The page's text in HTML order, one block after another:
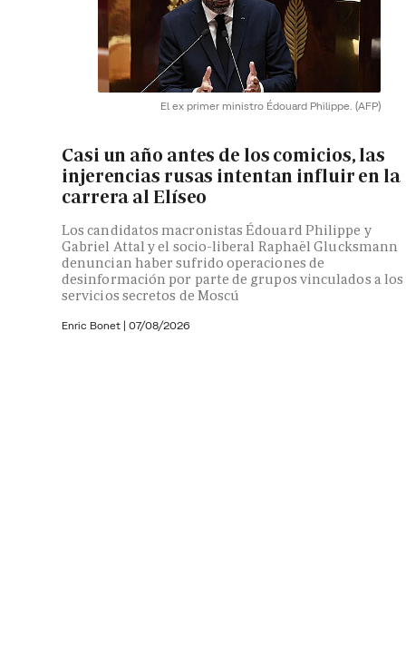
El ex primer ministro Édouard Philippe. (AFP)
Casi un año antes de los comicios, las
injerencias rusas intentan influir en la
carrera al Elíseo
Los candidatos macronistas Édouard Philippe y
Gabriel Attal y el socio-liberal Raphaël Glucksmann
denuncian haber sufrido operaciones de
desinformación por parte de grupos vinculados a los
servicios secretos de Moscú
Enric Bonet | 07/08/2026